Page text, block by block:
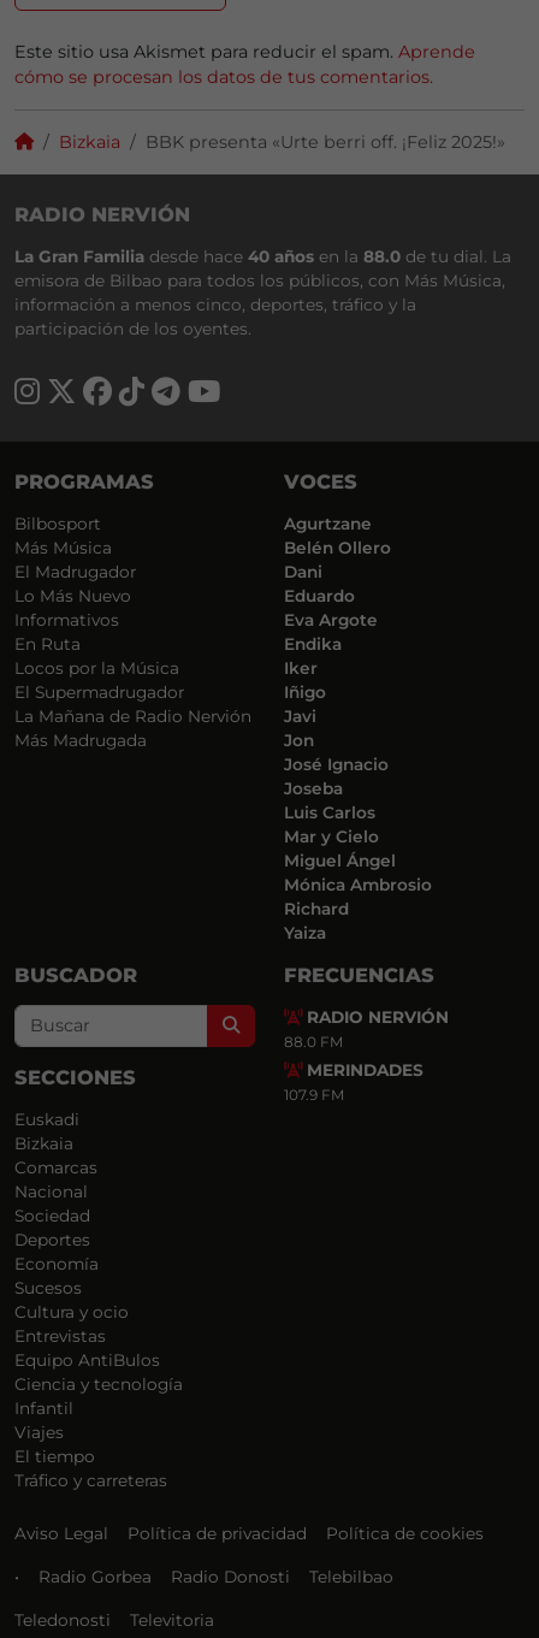
Este sitio usa Akismet para reducir el spam. Aprende
cómo se procesan los datos de tus comentarios.
Bizkaia BBK presenta «Urte berri off. ¡Feliz 2025!»
RADIO NERVIÓN
La Gran Familia desde hace 40 años en la 88.0 de tu dial. La
emisora de Bilbao para todos los públicos, con Más Música,
información a menos cinco, deportes, tráfico y la
participación de los oyentes.
PROGRAMAS
Bilbosport
Más Música
El Madrugador
Lo Más Nuevo
Informativos
En Ruta
Locos por la Música
El Supermadrugador
La Mañana de Radio Nervión
Más Madrugada
VOCES
Agurtzane
Belén Ollero
Dani
Eduardo
Eva Argote
Endika
Iker
Iñigo
Javi
Jon
José Ignacio
Joseba
Luis Carlos
Mar y Cielo
Miguel Ángel
Mónica Ambrosio
Richard
Yaiza
BUSCADOR
Search
SECCIONES
Euskadi
Bizkaia
Comarcas
Nacional
Sociedad
Deportes
Economía
Sucesos
Cultura y ocio
Entrevistas
Equipo AntiBulos
Ciencia y tecnología
Infantil
Viajes
El tiempo
Tráfico y carreteras
FRECUENCIAS
RADIO NERVIÓN
88.0 FM
MERINDADES
107.9 FM
Aviso Legal Política de privacidad Política de cookies
• Radio Gorbea Radio Donosti Telebilbao
Teledonosti Televitoria